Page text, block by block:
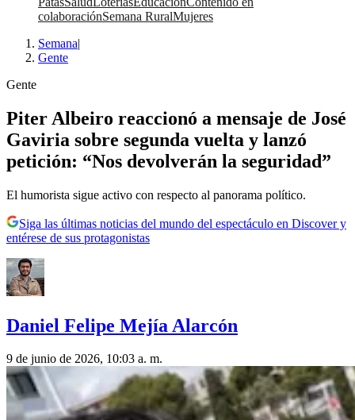
colaboraciónSemana RuralMujeres
Semana|
Gente
Gente
Piter Albeiro reaccionó a mensaje de José
Gaviria sobre segunda vuelta y lanzó
petición: “Nos devolverán la seguridad”
El humorista sigue activo con respecto al panorama político.
Siga las últimas noticias del mundo del espectáculo en Discover y
entérese de sus protagonistas
Daniel Felipe Mejía Alarcón
9 de junio de 2026, 10:03 a. m.